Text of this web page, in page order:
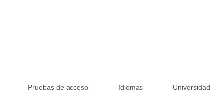
Pruebas de acceso Idiomas Universidad